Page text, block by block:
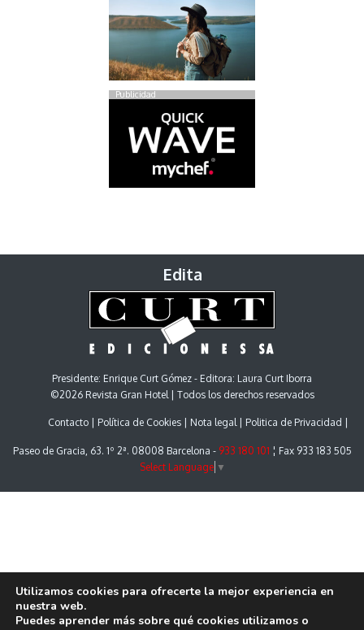
Publicidad
Edita
Presidente: Enrique Curt Gómez - Editora: Laura Curt Iborra
©2026 Revista Gran Hotel | Todos los derechos reservados
Contacto Política de Cookies Nota legal Politica de Privacidad
Paseo de Gracia, 63. 1º 2ª. 08008 Barcelona - 933 180 101 ¦ Fax 933 183 505
Select Language ▼
Utilizamos cookies para ofrecerte la mejor experiencia en
nuestra web.
Puedes aprender más sobre qué cookies utilizamos o